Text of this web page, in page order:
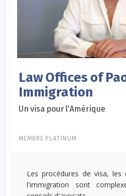
Law Offices of
Immigration
Un visa pour l'Amérique
MEMBRE PLATINUM
Les procédures de visa,
l'immigration sont